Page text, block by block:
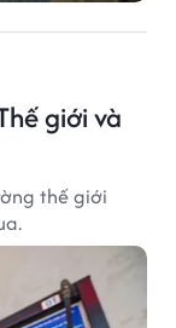
giới và
thế giới